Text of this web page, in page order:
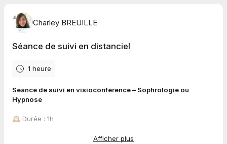
Charley BREUILLE
Séance de suivi en distanciel
1 heure
Séance de suivi en visioconférence – Sophrologie ou
Hypnose
🕰️ Durée : 1h
• Sophrologie / Hypnose : 70€ (adulte) / 60€ (enfant/ado/
Afficher plus